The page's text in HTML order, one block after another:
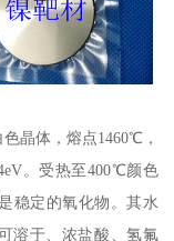
晶体，熔点1460℃，
。受热至400℃颜色
稳定的氧化物。其水
溶于、浓盐酸、氢氟